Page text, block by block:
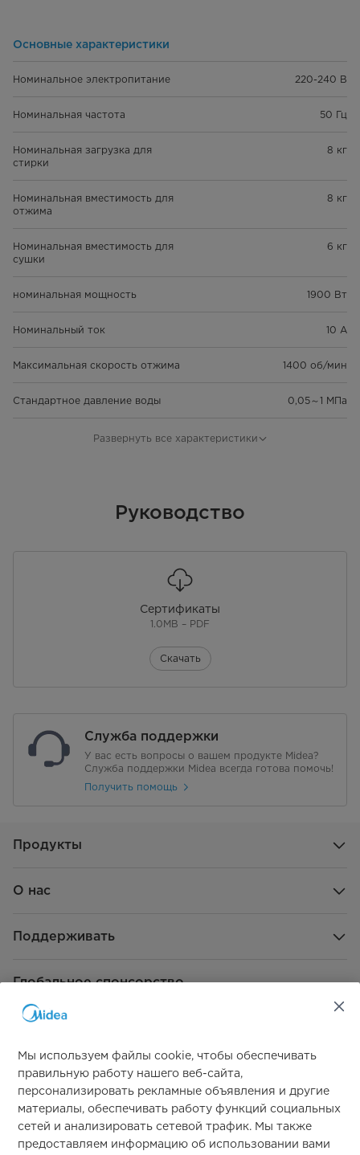
Основные характеристики
Номинальное электропитание 220-240 В
Номинальная частота 50 Гц
Номинальная загрузка для
стирки
8 кг
Номинальная вместимость для
отжима
8 кг
Номинальная вместимость для
сушки
6 кг
номинальная мощность 1900 Вт
Номинальный ток 10 A
Максимальная скорость отжима 1400 об/мин
Стандартное давление воды 0,05～1 МПа
Электромагнитный замок
Длина шланга для подачи воды
Автоматическая сушка
Шерсть да
Объемные вещи
Только отжим да
Обработка паром
Быстрая стирка 15'/1ч С+С да
Смешанные ткани
Развернуть все характеристики
Руководство
Сертификаты
1.0MB – PDF
Скачать
Служба поддержки
У вас есть вопросы о вашем продукте Midea?
Служба поддержки Midea всегда готова помочь!
Получить помощь
Продукты
О нас
Поддерживать
Глобальное спонсорство
Свяжитесь с нами
Мы используем файлы cookie, чтобы обеспечивать
правильную работу нашего веб-сайта,
персонализировать рекламные объявления и другие
материалы, обеспечивать работу функций социальных
сетей и анализировать сетевой трафик. Мы также
предоставляем информацию об использовании вами